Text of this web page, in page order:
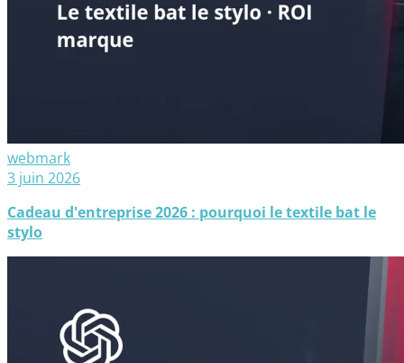
webmark
3 juin 2026
Cadeau d'entreprise 2026 : pourquoi le textile bat le
stylo